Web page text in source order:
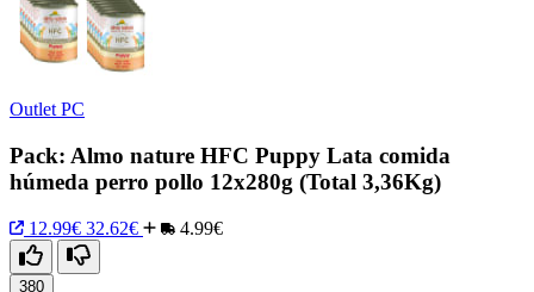
Outlet PC
Pack: Almo nature HFC Puppy Lata comida
húmeda perro pollo 12x280g (Total 3,36Kg)
12.99€ 32.62€ 4.99€
380